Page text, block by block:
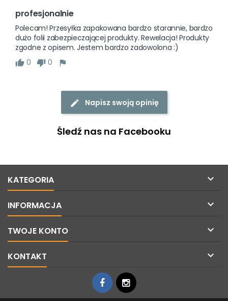
profesjonalnie
Polecam! Przesyłka zapakowana bardzo starannie, bardzo
dużo folii zabezpieczającej produkty. Rewelacja! Produkty
zgodne z opisem. Jestem bardzo zadowolona :)
0
0
Napisz swoją opinię
Śledź nas na Facebooku
KATEGORIA 
INFORMACJA 
TWOJE KONTO 
KONTAKT 